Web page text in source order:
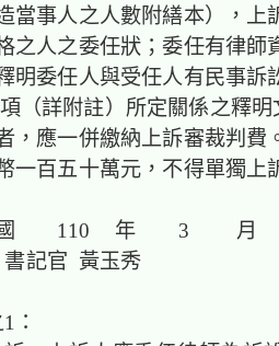
當事人之人數附繕本），上
之人之委任狀；委任有律師
明委任人與受任人有民事訴
（詳附註）所定關係之釋
，應一併繳納上訴審裁判費
一百五十萬元，不得單獨上
110 年 3 月
玉秀
：